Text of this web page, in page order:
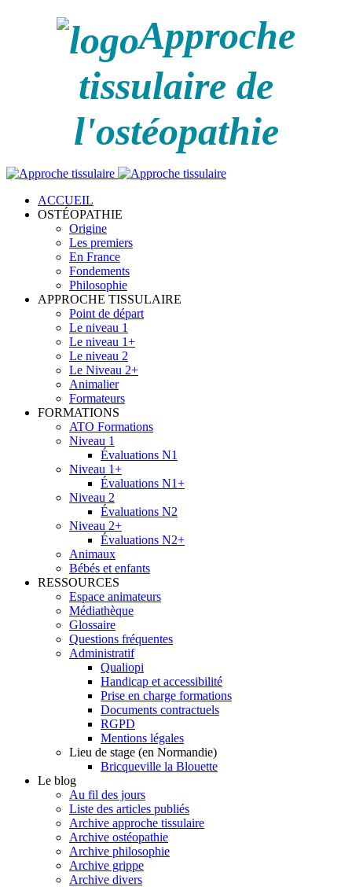
Approche
tissulaire de
l'ostéopathie
ACCUEIL
OSTÉOPATHIE
Origine
Les premiers
En France
Fondements
Philosophie
APPROCHE TISSULAIRE
Point de départ
Le niveau 1
Le niveau 1+
Le niveau 2
Le Niveau 2+
Animalier
Formateurs
FORMATIONS
ATO Formations
Niveau 1
Évaluations N1
Niveau 1+
Évaluations N1+
Niveau 2
Évaluations N2
Niveau 2+
Évaluations N2+
Animaux
Bébés et enfants
RESSOURCES
Espace animateurs
Médiathèque
Glossaire
Questions fréquentes
Administratif
Qualiopi
Handicap et accessibilité
Prise en charge formations
Documents contractuels
RGPD
Mentions légales
Lieu de stage (en Normandie)
Bricqueville la Blouette
Le blog
Au fil des jours
Liste des articles publiés
Archive approche tissulaire
Archive ostéopathie
Archive philosophie
Archive grippe
Archive divers